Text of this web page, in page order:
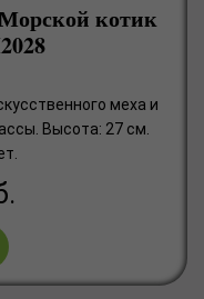
котик
меха и
Высота: 27 см.